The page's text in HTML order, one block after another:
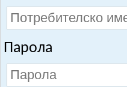
Парола